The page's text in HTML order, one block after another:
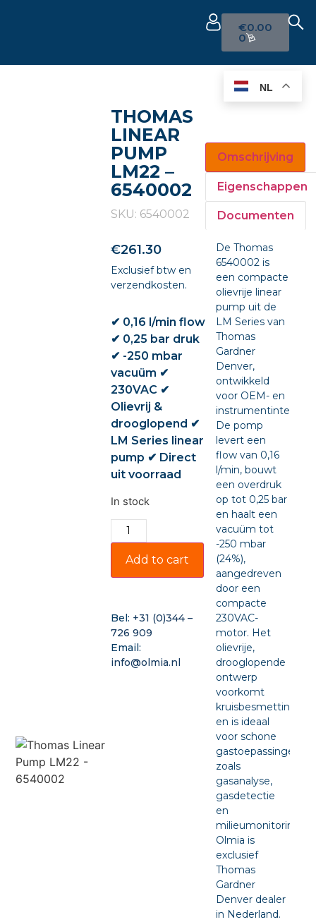
€0.00
0
THOMAS
LINEAR
PUMP
LM22 –
6540002
SKU: 6540002
€261.30
Exclusief btw en
verzendkosten.
✔ 0,16 l/min flow
✔ 0,25 bar druk
✔ -250 mbar
vacuüm ✔
230VAC ✔
Olievrij &
drooglopend ✔
LM Series linear
pump ✔ Direct
uit voorraad
In stock
Add to cart
Bel: +31 (0)344 –
726 909
Email:
info@olmia.nl
Omschrijving
Eigenschappen
Documenten
De Thomas
6540002 is
een compacte
olievrije linear
pump uit de
LM Series van
Thomas
Gardner
Denver,
ontwikkeld
voor OEM- en
De pomp
levert een
flow van 0,16
l/min, bouwt
een overdruk
op tot 0,25 bar
en haalt een
vacuüm tot
-250 mbar
(24%),
aangedreven
door een
compacte
230VAC-
motor. Het
olievrije,
drooglopende
ontwerp
voorkomt
kruisbesmetting
en is ideaal
voor schone
gastoepassingen
zoals
gasanalyse,
gasdetectie
en
milieumonitoring.
Olmia is
exclusief
Thomas
Gardner
Denver dealer
in Nederland.
NL